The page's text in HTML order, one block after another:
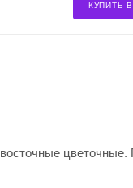
КУПИТЬ
цветочные.